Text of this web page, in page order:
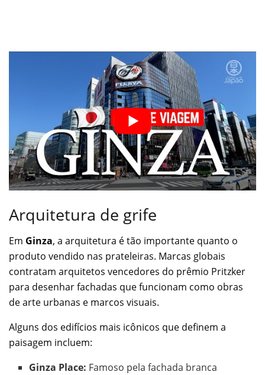
Arquitetura de grife
Em Ginza, a arquitetura é tão importante quanto o
produto vendido nas prateleiras. Marcas globais
contratam arquitetos vencedores do prêmio Pritzker
para desenhar fachadas que funcionam como obras
de arte urbanas e marcos visuais.
Alguns dos edifícios mais icônicos que definem a
paisagem incluem:
Ginza Place: Famoso pela fachada branca